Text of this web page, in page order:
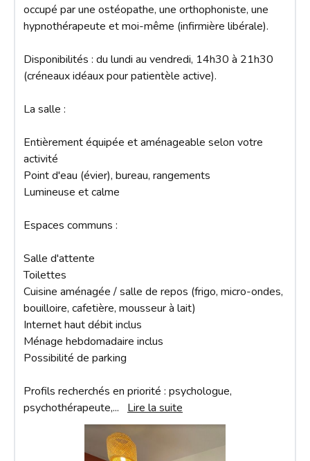
occupé par une ostéopathe, une orthophoniste, une
hypnothérapeute et moi-même (infirmière libérale).
Disponibilités : du lundi au vendredi, 14h30 à 21h30
(créneaux idéaux pour patientèle active).
La salle :
Entièrement équipée et aménageable selon votre
activité
Point d'eau (évier), bureau, rangements
Lumineuse et calme
Espaces communs :
Salle d'attente
Toilettes
Cuisine aménagée / salle de repos (frigo, micro-ondes,
bouilloire, cafetière, mousseur à lait)
Internet haut débit inclus
Ménage hebdomadaire inclus
Possibilité de parking
Profils recherchés en priorité : psychologue,
psychothérapeute,... Lire la suite